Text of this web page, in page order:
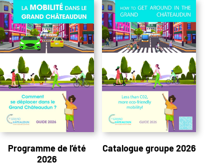
Programme de l’été
2026
Catalogue groupe 2026